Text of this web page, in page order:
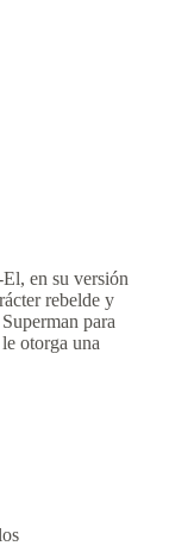
en su versión
rebelde y
para
otorga una